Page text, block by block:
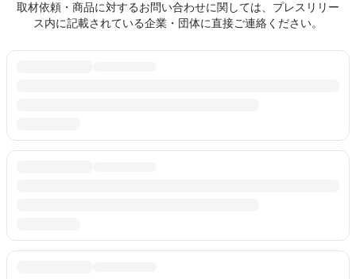
取材依頼・商品に対するお問い合わせに関しては、プレスリリー
ス内に記載されている企業・団体に直接ご連絡ください。